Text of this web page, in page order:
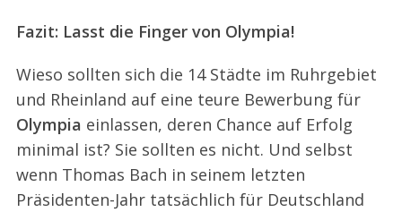
Fazit: Lasst die Finger von Olympia!
Wieso sollten sich die 14 Städte im Ruhrgebiet
und Rheinland auf eine teure Bewerbung für
Olympia einlassen, deren Chance auf Erfolg
minimal ist? Sie sollten es nicht. Und selbst
wenn Thomas Bach in seinem letzten
Präsidenten-Jahr tatsächlich für Deutschland